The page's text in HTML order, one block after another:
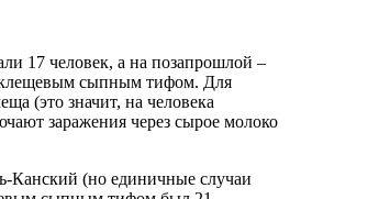
17 человек, а на позапрошлой –
клещевым сыпным тифом. Для
(это значит, на человека
заражения через сырое молоко
Канский (но единичные случаи